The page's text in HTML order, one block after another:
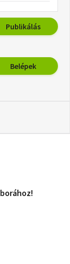
Publikálás
Belépek